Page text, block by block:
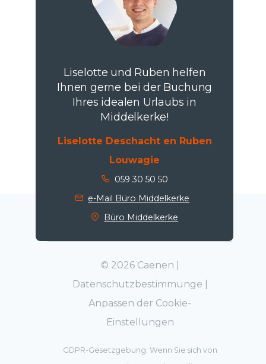
Liselotte und Ruben helfen
Ihnen gerne bei der Buchung
Ihres idealen Urlaubs in
Middelkerke!
Liselotte Deschacht en Ruben
Louwagie
059 30 50 50
e-Mail Büro Middelkerke
Büro Middelkerke
© 2026 Caenen |
Datenschutzbestimmunge
Anpassen der Cookie-
Einstellungen
GDPR-Gesetzgebung: Wenn Sie sich von